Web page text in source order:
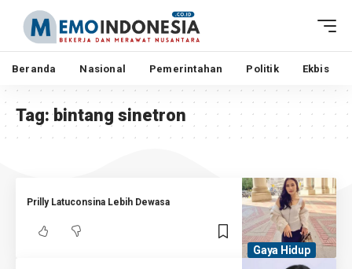
Beranda Nasional Pemerintahan Politik Ekbis
Tag:bintang sinetron
Gaya Hidup
Prilly Latuconsina Lebih Dewasa